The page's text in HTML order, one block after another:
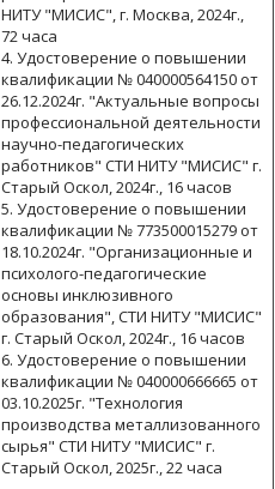
НИТУ "МИСИС", г. Москва, 2024г.,
72 часа
4. Удостоверение о повышении
квалификации № 040000564150 от
26.12.2024г. "Актуальные вопросы
профессиональной деятельности
научно-педагогических
работников" СТИ НИТУ "МИСИС" г.
Старый Оскол, 2024г., 16 часов
5. Удостоверение о повышении
квалификации № 773500015279 от
18.10.2024г. "Организационные и
психолого-педагогические
основы инклюзивного
образования", СТИ НИТУ "МИСИС"
г. Старый Оскол, 2024г., 16 часов
6. Удостоверение о повышении
квалификации № 040000666665 от
03.10.2025г. "Технология
производства металлизованного
сырья" СТИ НИТУ "МИСИС" г.
Старый Оскол, 2025г., 22 часа